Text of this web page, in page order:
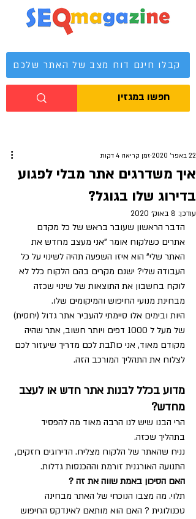
מגזין קידום אתרים
קבלו חינם דוח מצב של האתר שלכם
איך משדרגים אתר מבלי לפגוע
בדירוג שלו בגוגל?
22 באפר׳ 2020 זמן קריאה 4 דקות
עודכן: 8 באוק׳ 2020
הדבר הראשון שעובר בראש של כל מקדם
אתרים כשלקוח אומר "אני מעצב מחדש את
האתר שלי" הוא איזו השפעה תהיה לשינוי על כל
העבודה שלי? ישנם מקרים בהם הלקוח כלל לא
לוקח בחשבון את התוצאות של שינוי שכזה
מבחינת מנועי החיפוש והמיקומים שלו.
היות ובימים אלו סיימתי להעביר אתר גדול (יחסית)
של מעל ל 1000 דפים ויותר חשוב, אתר שהיה
מקודם מאוד, אני כותבת לכם מדריך שיעזור לכם
לצלוח את התהליך המורכב הזה.
מדוע בכלל לבנות אתר חדש או לעצב
מחדש?
הרי הבנו שיש לנו הרבה מאוד מה להפסיד
בתהליך שכזה.
נניח שהאתר של הלקוח מצליח. הדירוגים חזקים,
התנועה האורגנית זורמת וההכנסות גדלות.
האם הסיכון באמת שווה את זה ?
תלוי. מה מצבו הנוכחי של האתר מבחינה
טכנולוגית ? האם הוא מותאם לאינדקס החיפוש